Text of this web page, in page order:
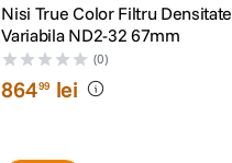
Nisi True Color Filtru Densitate
Variabila ND2-32 67mm
(0)
86499 lei